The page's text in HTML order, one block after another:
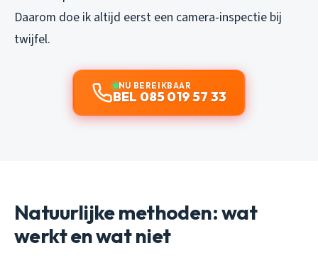
Daarom doe ik altijd eerst een camera-inspectie bij
twijfel.
NU BEREIKBAAR
BEL 085 019 57 33
Natuurlijke methoden: wat
werkt en wat niet